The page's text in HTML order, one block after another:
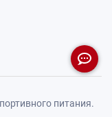
питания.